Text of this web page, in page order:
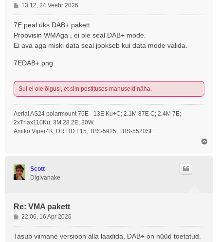
P
o
s
t
s
13:12, 24 Veebr 2026
7E peal üks DAB+ pakett.
Proovisin WMAga , ei ole seal DAB+ mode.
Ei ava aga miski data seal jookseb kui data mode valida.
7EDAB+.png
Sul ei ole õigusi, et siin postituses manuseid näha.
Aerial AS24 polarmount 76E - 13E Ku+C; 2.1M 87E C; 2.4M 7E;
2xTriax110Ku; 3M 28.2E; 30W.
Amiko Viper4K; DR.HD F15; TBS-5925; TBS-5520SE.
Scott
Digivanake
Re: VMA pakett
P
o
s
22:06, 16 Apr 2026
Tasub viimane versioon alla laadida, DAB+ on nüüd toetatud.